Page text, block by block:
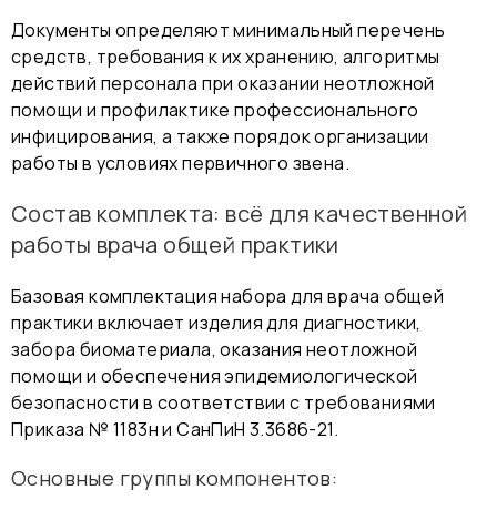
Документы определяют минимальный перечень
средств, требования к их хранению, алгоритмы
действий персонала при оказании неотложной
помощи и профилактике профессионального
инфицирования, а также порядок организации
работы в условиях первичного звена.
Состав комплекта: всё для качественной
работы врача общей практики
Базовая комплектация набора для врача общей
практики включает изделия для диагностики,
забора биоматериала, оказания неотложной
помощи и обеспечения эпидемиологической
безопасности в соответствии с требованиями
Приказа № 1183н и СанПиН 3.3686-21.
Основные группы компонентов: